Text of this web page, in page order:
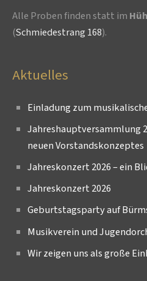
Alle Proben finden statt im
(Schmiedestrang 168).
Aktuelles
Einladung zum
Jahreshauptversammlung
neuen Vorstandskonzeptes
Jahreskonzert 2026 – ein
Jahreskonzert 2026
Geburtstagsparty auf
Musikverein und
Wir zeigen uns als große